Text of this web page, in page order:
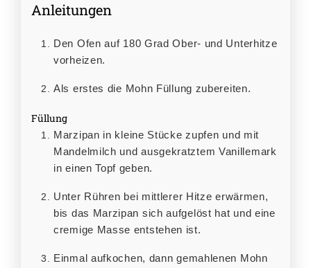
Anleitungen
Den Ofen auf 180 Grad Ober- und Unterhitze
vorheizen.
Als erstes die Mohn Füllung zubereiten.
Füllung
Marzipan in kleine Stücke zupfen und mit
Mandelmilch und ausgekratztem Vanillemark
in einen Topf geben.
Unter Rühren bei mittlerer Hitze erwärmen,
bis das Marzipan sich aufgelöst hat und eine
cremige Masse entstehen ist.
Einmal aufkochen, dann gemahlenen Mohn